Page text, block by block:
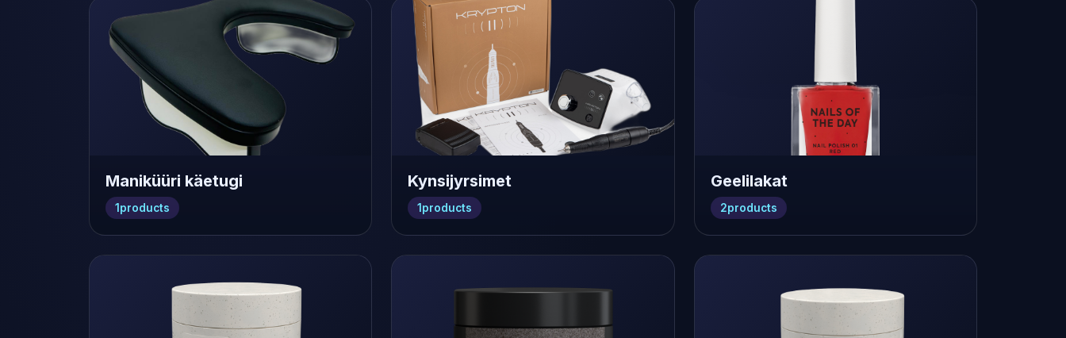
Maniküüri käetugi
1 products
Kynsijyrsimet
1 products
Geelilakat
2products